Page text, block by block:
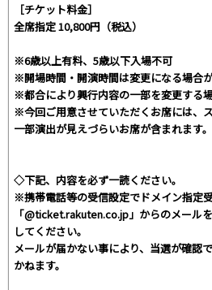
［チケット料金］
全席指定 10,800円（税込）
※6歳以上有料、5歳以下入場不可
※開場時間・開演時間は変更になる場合が
※都合により興行内容の一部を変更する場
※今回ご用意させていただくお席には、ス
一部演出が見えづらいお席が含まれます。
◇下記、内容を必ず一読ください。
※携帯電話等の受信設定でドメイン指定
「@ticket.rakuten.co.jp」からのメール
してください。
メールが届かない事により、当選が確認
かねます。